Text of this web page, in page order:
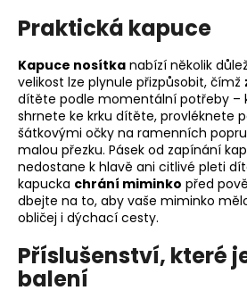
Praktická kapuce
Kapuce nosítka nabízí několik
velikost lze plynule přizpůsobit, čímž
dítěte podle momentální potřeby –
shrnete ke krku dítěte, provléknete
šátkovými očky na ramenních
malou přezku. Pásek od zapínání
nedostane k hlavě ani citlivé pleti
kapucka chrání miminko před
dbejte na to, aby vaše miminko
obličej i dýchací cesty.
Příslušenství, které
balení